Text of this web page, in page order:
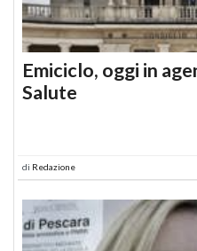
Emiciclo, oggi in
Salute
di Redazione